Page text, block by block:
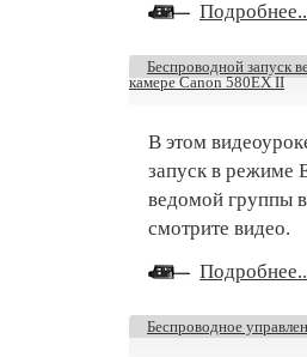
Беспроводной запуск
камере Canon 580EX II
В этом
запуск в режиме
ведомой группы
смотрите видео.
Беспроводное